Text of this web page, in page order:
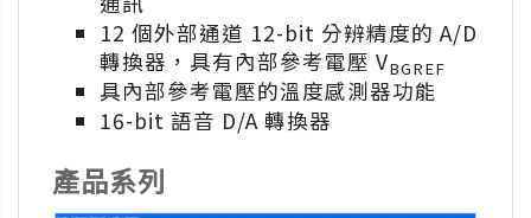
12 個外部通道 12-bit 分辨精度的 A/D
轉換器，具有內部參考電壓 VBGREF
具內部參考電壓的溫度感測器功能
16-bit 語音 D/A 轉換器
產品系列